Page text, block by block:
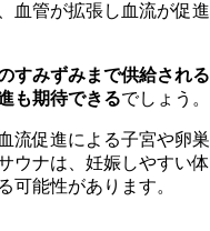
血管が拡張し血流が促進
すみずみまで供給される
も期待できるでしょう。
流促進による子宮や卵巣
ウナは、妊娠しやすい体
可能性があります。